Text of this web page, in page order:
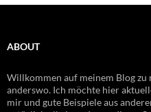
ABOUT
Willkommen auf meinem Blog
anderswo. Ich möchte hier
mir und gute Beispiele aus